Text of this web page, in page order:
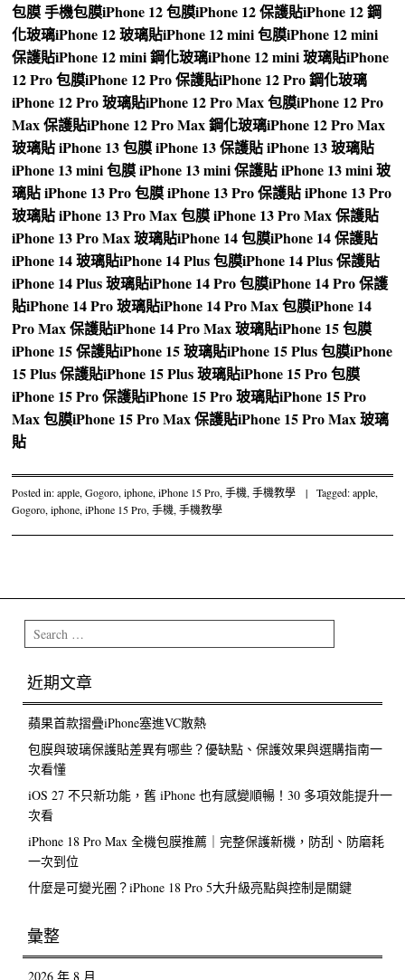
包膜手機包膜iPhone 12 包膜iPhone 12 保護貼iPhone 12 鋼
化玻璃iPhone 12 玻璃貼iPhone 12 mini 包膜iPhone 12 mini
保護貼iPhone 12 mini 鋼化玻璃iPhone 12 mini 玻璃貼iPhone
12 Pro 包膜iPhone 12 Pro 保護貼iPhone 12 Pro 鋼化玻璃
iPhone 12 Pro 玻璃貼iPhone 12 Pro Max 包膜iPhone 12 Pro
Max 保護貼iPhone 12 Pro Max 鋼化玻璃iPhone 12 Pro Max
玻璃貼iPhone 13 包膜iPhone 13 保護貼iPhone 13 玻璃貼
iPhone 13 mini 包膜iPhone 13 mini 保護貼iPhone 13 mini 玻
璃貼iPhone 13 Pro 包膜iPhone 13 Pro 保護貼iPhone 13 Pro
玻璃貼iPhone 13 Pro Max 包膜iPhone 13 Pro Max 保護貼
iPhone 13 Pro Max 玻璃貼iPhone 14 包膜iPhone 14 保護貼
iPhone 14 玻璃貼iPhone 14 Plus 包膜iPhone 14 Plus 保護貼
iPhone 14 Plus 玻璃貼iPhone 14 Pro 包膜iPhone 14 Pro 保護
貼iPhone 14 Pro 玻璃貼iPhone 14 Pro Max 包膜iPhone 14
Pro Max 保護貼iPhone 14 Pro Max 玻璃貼iPhone 15 包膜
iPhone 15 保護貼iPhone 15 玻璃貼iPhone 15 Plus 包膜iPhone
15 Plus 保護貼iPhone 15 Plus 玻璃貼iPhone 15 Pro 包膜
iPhone 15 Pro 保護貼iPhone 15 Pro 玻璃貼iPhone 15 Pro
Max 包膜iPhone 15 Pro Max 保護貼iPhone 15 Pro Max 玻璃
貼
Posted in:apple,Gogoro,iphone,iPhone 15 Pro,手機,手機教學 | Tagged:apple,
Gogoro,iphone,iPhone 15 Pro,手機,手機教學
Search
近期文章
蘋果首款摺疊iPhone塞進VC散熱
包膜與玻璃保護貼差異有哪些？優缺點、保護效果與選購指南一
次看懂
iOS 27 不只新功能，舊 iPhone 也有感變順暢！30 多項效能提升一
次看
iPhone 18 Pro Max 全機包膜推薦｜完整保護新機，防刮、防磨耗
一次到位
什麼是可變光圈？iPhone 18 Pro 5大升級亮點與控制是關鍵
彙整
2026 年 8 月